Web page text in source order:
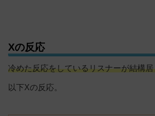
Xの反応
冷めた反応をしているリスナーが結構
以下Xの反応。